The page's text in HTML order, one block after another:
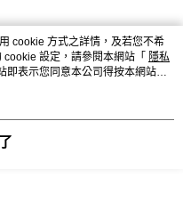
cookie 方式之詳情，及若您不希
設定，請參閱本網站「 隱私
即表示您同意本公司得按本網站使